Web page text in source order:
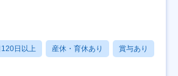
日以上 産休・育休あり 賞与あり